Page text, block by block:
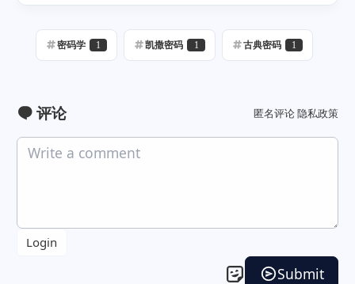
密码学 1 凯撒密码 1 古典密码 1
评论 匿名评论 隐私政策